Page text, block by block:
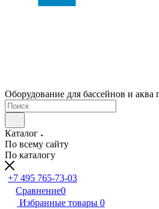
Оборудование для бассейнов и аква
Каталог
По всему сайту
По каталогу
+7 495 765-73-03
Сравнение0
Избранные товары 0